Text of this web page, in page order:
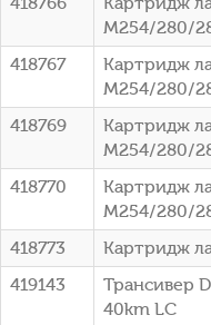
M254/280/
418767
Картридж
M254/280/
418769
Картридж
M254/280/
418770
Картридж
M254/280/
418773
Картридж
419143
Трансивер
40km LC